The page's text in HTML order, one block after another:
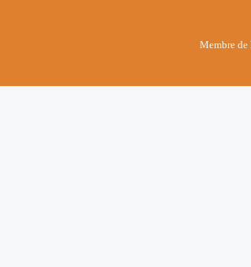
Membre de